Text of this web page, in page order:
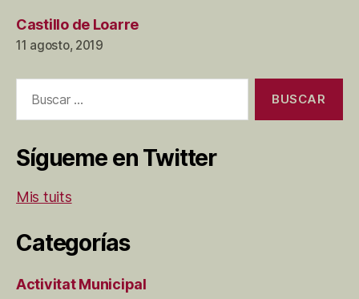
Castillo de Loarre
11 agosto, 2019
Sígueme en Twitter
Mis tuits
Categorías
Activitat Municipal